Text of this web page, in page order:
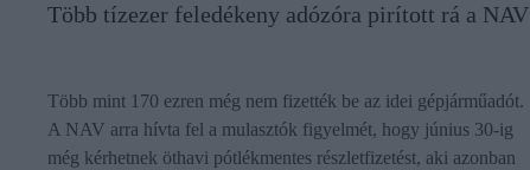
Több tízezer feledékeny adózóra pirított rá a NAV
Több mint 170 ezren még nem fizették be az idei gépjárműadót.
A NAV arra hívta fel a mulasztók figyelmét, hogy június 30-ig
még kérhetnek öthavi pótlékmentes részletfizetést, aki azonban